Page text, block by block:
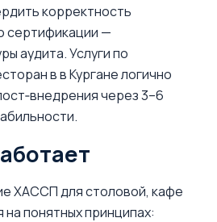
корректность
сертификации —
аудита. Услуги по
в в Кургане логично
через 3–6
ХАССП для столовой, кафе
понятных принципах: